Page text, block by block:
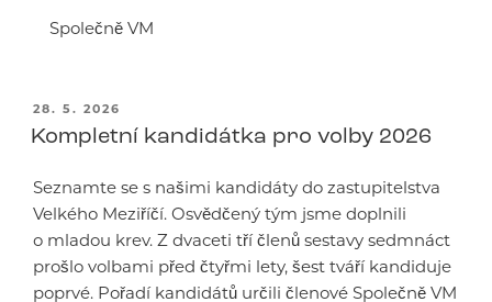
Společně VM
PUBLIKOVÁNO
28. 5. 2026
Kompletní kandidátka pro volby 2026
Seznamte se s našimi kandidáty do zastupitelstva
Velkého Meziříčí. Osvědčený tým jsme doplnili
o mladou krev. Z dvaceti tří členů sestavy sedmnáct
prošlo volbami před čtyřmi lety, šest tváří kandiduje
poprvé. Pořadí kandidátů určili členové Společně VM